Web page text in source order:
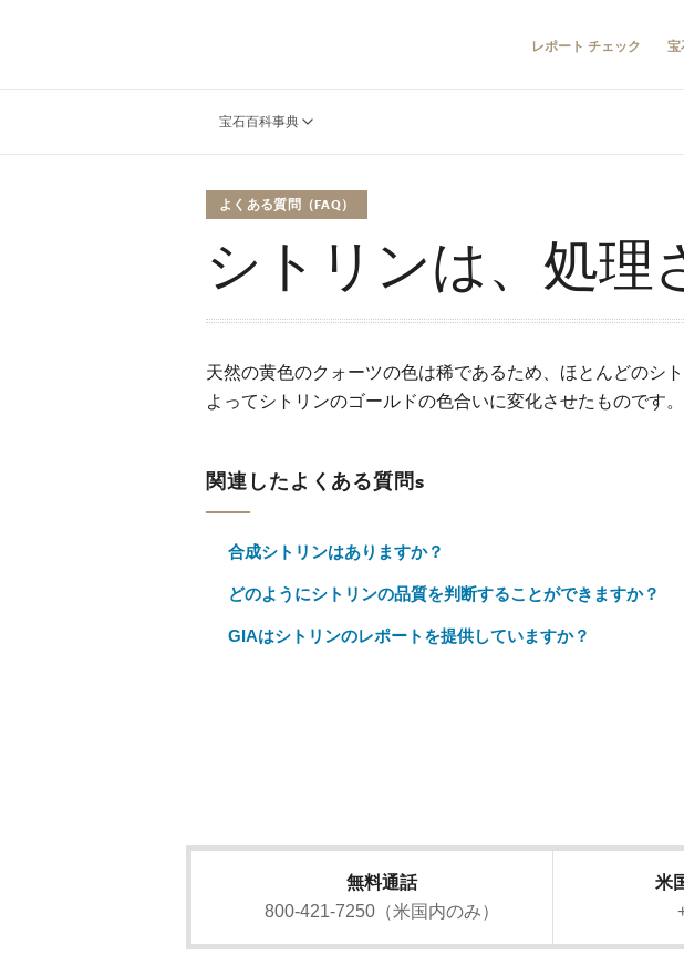
レポート チェック 宝
宝石百科事典
よくある質問（FAQ）
シトリンは、処理
天然の黄色のクォーツの色は稀であるため、ほとんどのシ
よってシトリンのゴールドの色合いに変化させたものです。
関連したよくある質問s
合成シトリンはありますか？
どのようにシトリンの品質を判断することができますか？
GIAはシトリンのレポートを提供していますか？
無料通話
800-421-7250（米国内のみ）
米